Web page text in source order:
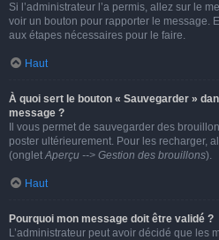
Si l’administrateur l’a permis, allez sur le
voir un bouton pour rapporter le message.
aux étapes nécessaires pour le faire.
Haut
À quoi sert le bouton « Sauvegarder »
message ?
Il vous permet de sauvegarder des
poster ultérieurement. Pour les recharger,
(ongletAperçu --> Gestion des brouillons).
Haut
Pourquoi mon message doit être validé ?
L’administrateur peut avoir décidé que les